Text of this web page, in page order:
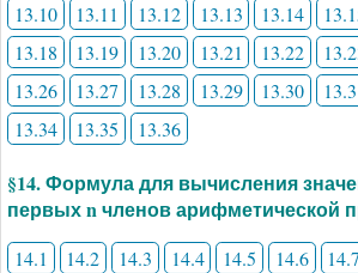
13.10
13.11 13.12 13.13 13.14
13.18
13.19 13.20 13.21 13.22
13.26
13.27 13.28 13.29 13.30
13.34
13.35 13.36
§14. Формула для вычисления
первых n членов арифметической
14.1 14.2 14.3 14.4 14.5 14.6 14.7